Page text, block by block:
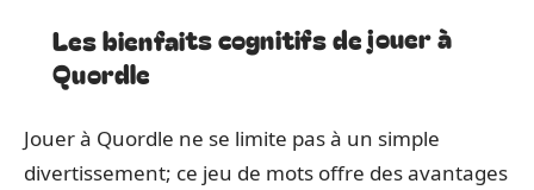
Les bienfaits cognitifs de jouer à
Quordle
Jouer à Quordle ne se limite pas à un simple
divertissement; ce jeu de mots offre des avantages